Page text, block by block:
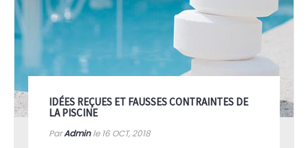
IDÉES REÇUES ET FAUSSES CONTRAINTES DE
LA PISCINE
ParAdminle 16 OCT, 2018